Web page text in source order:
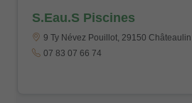
S.Eau.S Piscines
9 Ty Névez Pouillot, 29150 Châteaulin
07 83 07 66 74